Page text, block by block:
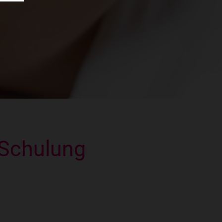
Masterclass Diploma